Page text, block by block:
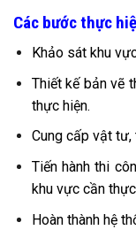
Các bước thực
Khảo sát khu
Thiết kế bản vẽ
thực hiện.
Cung cấp vật
Tiến hành thi
khu vực cần
Hoàn thành hệ